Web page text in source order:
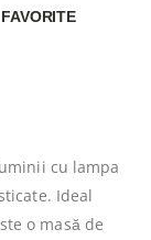
FAVORITE
cu lampa
Ideal
o masă de